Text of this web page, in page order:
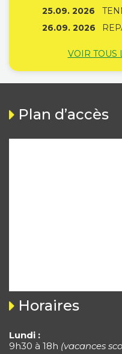
25.09. 2026
26.09. 2026
VOIR TOUS
Plan d’accès
Horaires
Lundi :
9h30 à 18h (vacances